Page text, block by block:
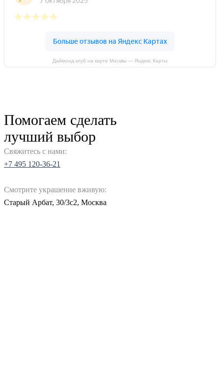
Даймонд клуб на карте Москвы — Яндекс Карты
Помогаем сделать
лучший выбор
Свяжитесь с нами:
+7 495 120-36-21
Смотрите украшение вживую:
Старый Арбат, 30/3с2, Москва